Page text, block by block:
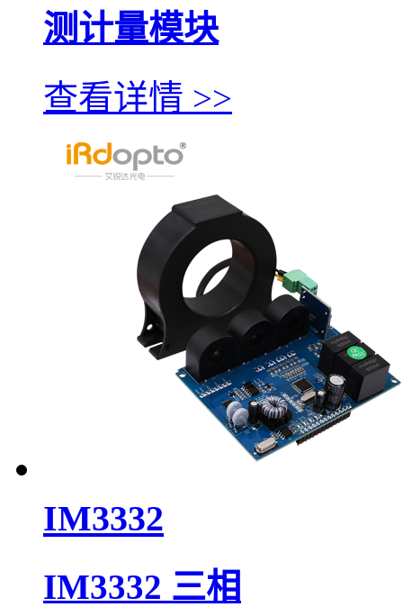
测计量模块
查看详情 >>
IM3332
IM3332 三相